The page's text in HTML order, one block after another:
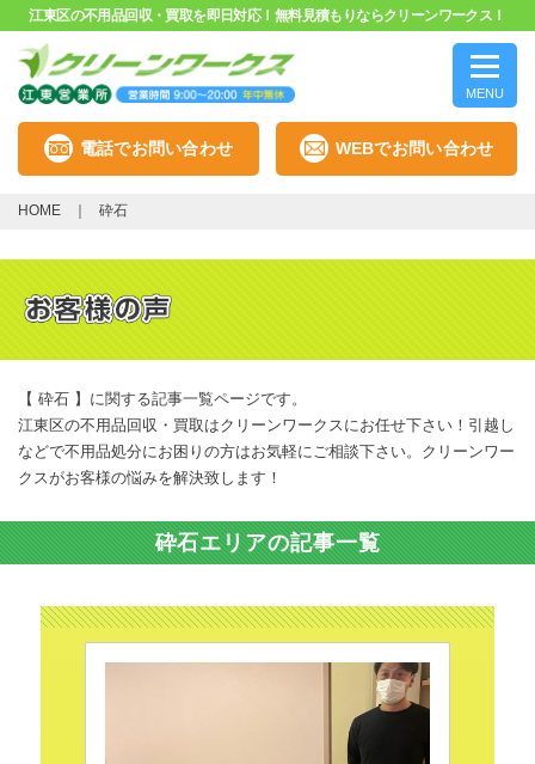
江東区の不用品回収・買取を即日対応！無料見積もりならクリーンワークス！
MENU
電話でお問い合わせ WEBでお問い合わせ
HOME 砕石
【 砕石 】に関する記事一覧ページです。
江東区の不用品回収・買取はクリーンワークスにお任せ下さい！引越し
などで不用品処分にお困りの方はお気軽にご相談下さい。クリーンワー
クスがお客様の悩みを解決致します！
砕石エリアの記事一覧